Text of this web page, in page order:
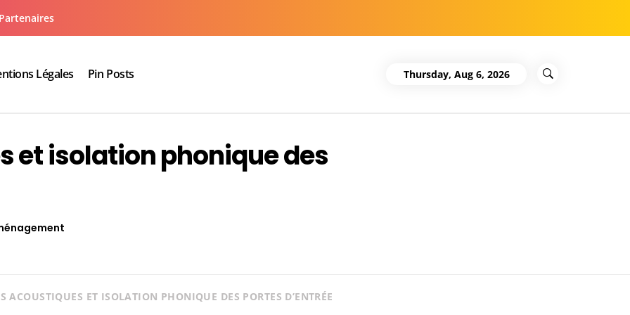
Partenaires
Légales Pin Posts Thursday, Aug 6, 2026
et isolation phonique des
ACOUSTIQUES ET ISOLATION PHONIQUE DES PORTES D’ENTRÉE